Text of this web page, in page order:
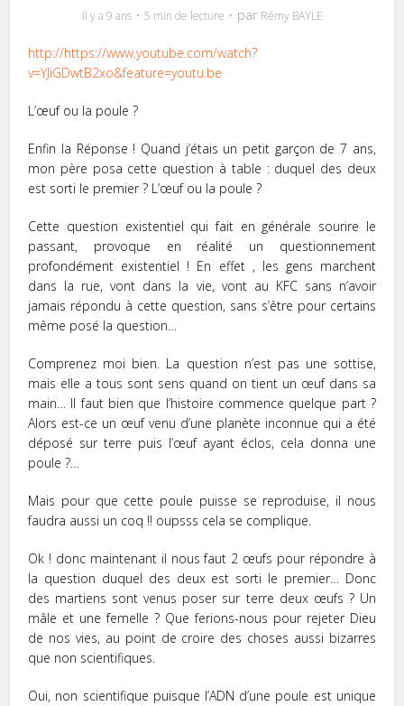
Il y a 9 ans 5 min de lecture par Rémy BAYLE
http://https://www.youtube.com/watch?
v=YJiGDwtB2xo&feature=youtu.be
L’œuf ou la poule ?
Enfin la Réponse ! Quand j’étais un petit garçon de 7 ans,
mon père posa cette question à table : duquel des deux
est sorti le premier ? L’œuf ou la poule ?
Cette question existentiel qui fait en générale sourire le
passant, provoque en réalité un questionnement
profondément existentiel ! En effet , les gens marchent
dans la rue, vont dans la vie, vont au KFC sans n’avoir
jamais répondu à cette question, sans s’être pour certains
même posé la question…
Comprenez moi bien. La question n’est pas une sottise,
mais elle a tous sont sens quand on tient un œuf dans sa
main… Il faut bien que l’histoire commence quelque part ?
Alors est-ce un œuf venu d’une planète inconnue qui a été
déposé sur terre puis l’œuf ayant éclos, cela donna une
poule ?…
Mais pour que cette poule puisse se reproduise, il nous
faudra aussi un coq !! oupsss cela se complique.
Ok ! donc maintenant il nous faut 2 œufs pour répondre à
la question duquel des deux est sorti le premier… Donc
des martiens sont venus poser sur terre deux œufs ? Un
mâle et une femelle ? Que ferions-nous pour rejeter Dieu
de nos vies, au point de croire des choses aussi bizarres
que non scientifiques.
Oui, non scientifique puisque l’ADN d’une poule est unique